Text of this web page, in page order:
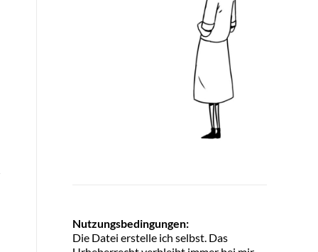
Nutzungsbedingungen:
Die Datei erstelle ich selbst. Das